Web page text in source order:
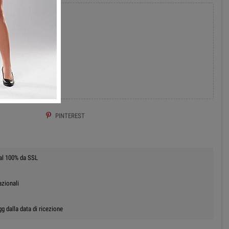
CARRELLO
PINTEREST
da SSL
dalla data di ricezione